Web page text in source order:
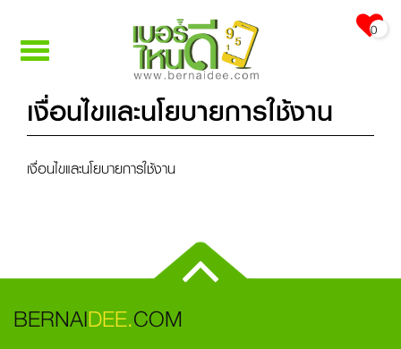
Toggle
0
เงื่อนไขและนโยบายการใช้งาน
เงื่อนไขและนโยบายการใช้งาน
BERNAIDEE.COM